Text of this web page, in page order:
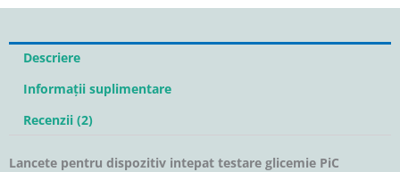
200buc/cutie
Descriere
Informații suplimentare
Recenzii (2)
Lancete pentru dispozitiv intepat testare glicemie PiC